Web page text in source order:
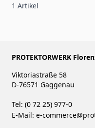
1 Artikel
PROTEKTORWERK
Viktoriastraße 58
D-76571 Gaggenau
Tel: (0 72 25) 977-0
E-Mail: e-